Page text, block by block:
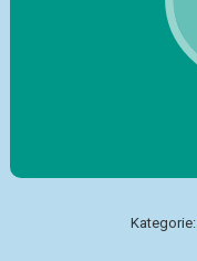
Kategorie: